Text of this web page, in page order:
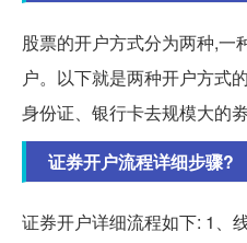
股票的开户方式分为两种,一
户。以下就是两种开户方式
身份证、银行卡去规模大的
证券开户流程详细步骤?
证券开户详细流程如下: 1、